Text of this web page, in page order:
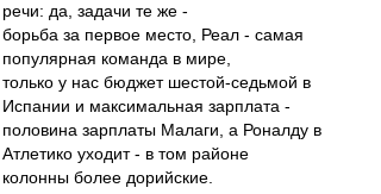
речи: да, задачи те же -
борьба за первое место, Реал - самая
популярная команда в мире,
только у нас бюджет шестой-седьмой в
Испании и максимальная зарплата -
половина зарплаты Малаги, а Роналду в
Атлетико уходит - в том районе
колонны более дорийские.